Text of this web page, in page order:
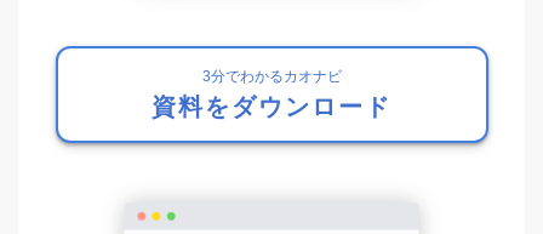
3分でわかるカオナビ
資料をダウンロード